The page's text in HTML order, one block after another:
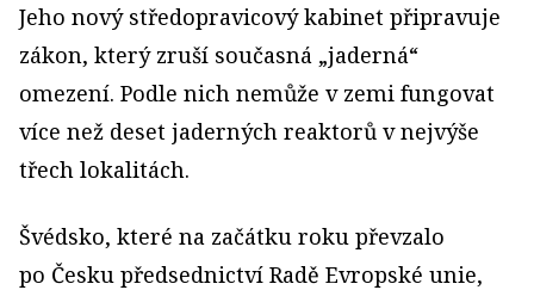
Jeho nový středopravicový kabinet připravuje
zákon, který zruší současná „jaderná“
omezení. Podle nich nemůže v zemi fungovat
více než deset jaderných reaktorů v nejvýše
třech lokalitách.
Švédsko, které na začátku roku převzalo
po Česku předsednictví Radě Evropské unie,